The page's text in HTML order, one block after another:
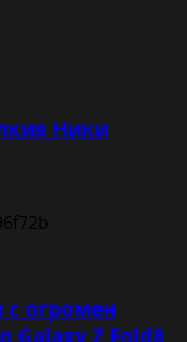
Ники
с огромен
Galaxy Z Fold8